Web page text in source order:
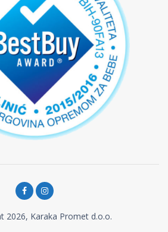
2026, Karaka Promet d.o.o.